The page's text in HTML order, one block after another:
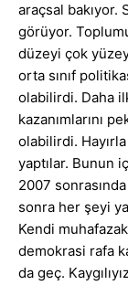
araçsal bakıyor.
görüyor.
düzeyi çok
orta sınıf
olabilirdi. Daha
kazanımlarını
olabilirdi.
yaptılar. Bunun
2007
sonra her şeyi
Kendi
demokrasi rafa
da geç.